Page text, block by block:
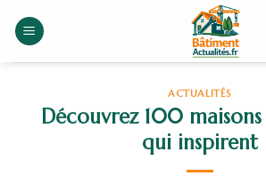
ACTUALITÉS
Découvrez 100
qui inspirent